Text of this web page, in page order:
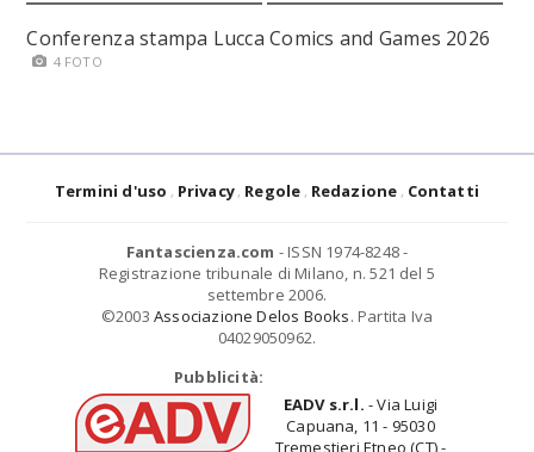
Conferenza stampa Lucca Comics and Games 2026
4 FOTO
Termini d'uso Privacy Regole Redazione Contatti
Fantascienza.com - ISSN 1974-8248 -
Registrazione tribunale di Milano, n. 521 del 5
settembre 2006.
©2003 Associazione Delos Books. Partita Iva
04029050962.
Pubblicità:
EADV s.r.l. - Via Luigi
Capuana, 11 - 95030
Tremestieri Etneo (CT) -